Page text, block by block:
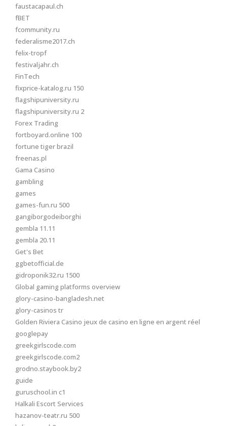
faustacapaul.ch
fBET
fcommunity.ru
federalisme2017.ch
felix-tropf
festivaljahr.ch
FinTech
fixprice-katalog.ru 150
flagshipuniversity.ru
flagshipuniversity.ru 2
Forex Trading
fortboyard.online 100
fortune tiger brazil
freenas.pl
Gama Casino
gambling
games
games-fun.ru 500
gangiborgodeiborghi
gembla 11.11
gembla 20.11
Get's Bet
ggbetofficial.de
gidroponik32.ru 1500
Global gaming platforms overview
glory-casino-bangladesh.net
glory-casinos tr
Golden Riviera Casino jeux de casino en ligne en argent réel
googlepay
greekgirlscode.com
greekgirlscode.com2
grodno.staybook.by2
guide
guruschool.in c1
Halkali Escort Services
hazanov-teatr.ru 500